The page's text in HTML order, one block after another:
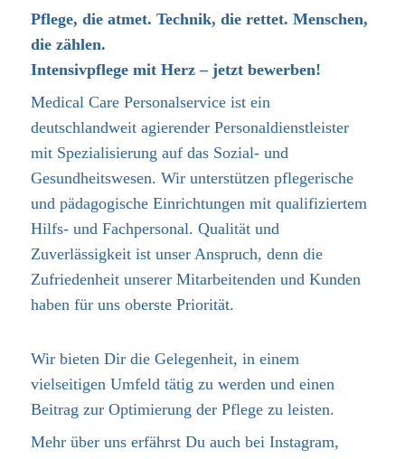
Pflege, die atmet. Technik, die rettet. Menschen,
die zählen.
Intensivpflege mit Herz – jetzt bewerben!
Medical Care Personalservice ist ein
deutschlandweit agierender Personaldienstleister
mit Spezialisierung auf das Sozial- und
Gesundheitswesen. Wir unterstützen pflegerische
und pädagogische Einrichtungen mit qualifiziertem
Hilfs- und Fachpersonal. Qualität und
Zuverlässigkeit ist unser Anspruch, denn die
Zufriedenheit unserer Mitarbeitenden und Kunden
haben für uns oberste Priorität.
Wir bieten Dir die Gelegenheit, in einem
vielseitigen Umfeld tätig zu werden und einen
Beitrag zur Optimierung der Pflege zu leisten.
Mehr über uns erfährst Du auch bei Instagram,